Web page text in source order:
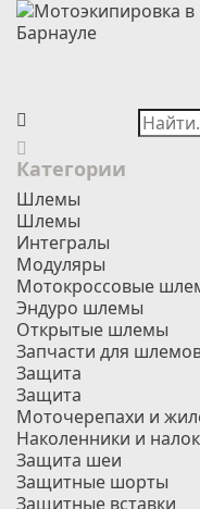
Категории
Шлемы
Шлемы
Интегралы
Модуляры
Мотокроссовые
Эндуро шлемы
Открытые шлемы
Запчасти для
Защита
Защита
Моточерепахи и
Наколенники и
Защита шеи
Защитные шорты
Защитные вставки